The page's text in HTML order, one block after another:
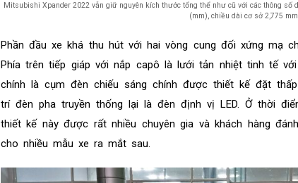
Mitsubishi Xpander 2022 vẫn giữ nguyên kích thước tổng thể như cũ với các thông số
(mm), chiều dài cơ sở 2,775 mm
Phần đầu xe khá thu hút với hai vòng cung đối xứng mạ
Phía trên tiếp giáp với nắp capô là lưới tản nhiệt tinh tế
chính là cụm đèn chiếu sáng chính được thiết kế đặt
trí đèn pha truyền thống lại là đèn định vị LED. Ở thời
thiết kế này được rất nhiều chuyên gia và khách hàng
cho nhiều mẫu xe ra mắt sau.